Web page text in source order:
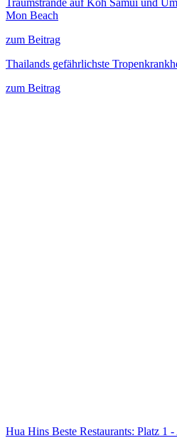
Mon Beach
zum Beitrag
Thailands gefährlichste
zum Beitrag
Hua Hins Beste Restaurants: Platz 1 -